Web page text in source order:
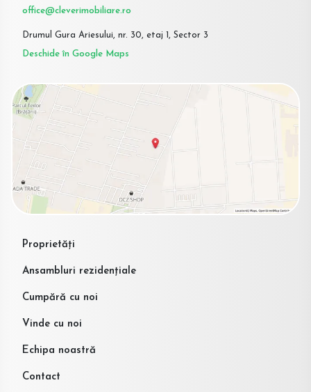
office@cleverimobiliare.ro
Drumul Gura Ariesului, nr. 30, etaj 1, Sector 3
Deschide în Google Maps
Proprietăți
Ansambluri rezidențiale
Cumpără cu noi
Vinde cu noi
Echipa noastră
Contact